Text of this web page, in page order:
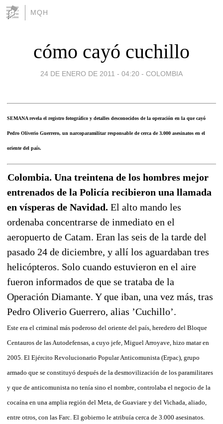
MQH
cómo cayó cuchillo
24 DE ENERO DE 2011 - 04:20 - COLOMBIA
SEMANA revela el registro fotográfico y detalles desconocidos de la operación en la que cayó
Pedro Oliverio Guerrero, un narcoparamilitar responsable de cerca de 3.000 asesinatos en el
oriente del país.
Colombia. Una treintena de los hombres mejor
entrenados de la Policía recibieron una llamada
en vísperas de Navidad. El alto mando les
ordenaba concentrarse de inmediato en el
aeropuerto de Catam. Eran las seis de la tarde del
pasado 24 de diciembre, y allí los aguardaban tres
helicópteros. Solo cuando estuvieron en el aire
fueron informados de que se trataba de la
Operación Diamante. Y que iban, una vez más, tras
Pedro Oliverio Guerrero, alias ’Cuchillo’.
Este era el criminal más poderoso del oriente del país, heredero del Bloque
Centauros de las Autodefensas, a cuyo jefe, Miguel Arroyave, hizo matar en
2005. El Ejército Revolucionario Popular Anticomunista (Erpac), grupo
armado que se constituyó después de la desmovilización de los paramilitares
y que de anticomunista no tenía sino el nombre, controlaba el negocio de la
cocaína en una amplia región del Meta, de Guaviare y del Vichada, aliado,
entre otros, con las Farc. El gobierno le atribuía cerca de 3.000 asesinatos.